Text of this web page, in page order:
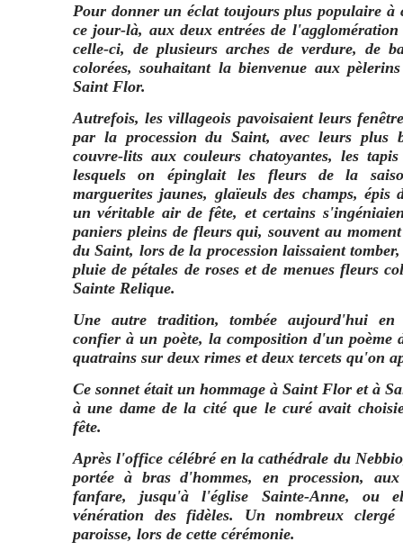
Pour donner un éclat toujours plus populaire à
ce jour-là, aux deux entrées de
celle-ci, de plusieurs arches de verdure, de
colorées, souhaitant la bienvenue aux
Saint Flor.
Autrefois, les villageois pavoisaient leurs
par la procession du Saint, avec leurs plus
couvre-lits aux couleurs chatoyantes, les
lesquels on épinglait les fleurs de la
marguerites jaunes, glaïeuls des champs, épis
un véritable air de fête, et certains
paniers pleins de fleurs qui, souvent au moment
du Saint, lors de la procession laissaient
pluie de pétales de roses et de menues fleurs
Sainte Relique.
Une autre tradition, tombée aujourd'hui en
confier à un poète, la composition d'un poème
quatrains sur deux rimes et deux tercets qu'on
Ce sonnet était un hommage à Saint Flor et à
à une dame de la cité que le curé avait
fête.
Après l'office célébré en la cathédrale du
portée à bras d'hommes, en procession,
fanfare, jusqu'à l'église Sainte-Anne, ou
vénération des fidèles. Un nombreux
paroisse, lors de cette cérémonie.